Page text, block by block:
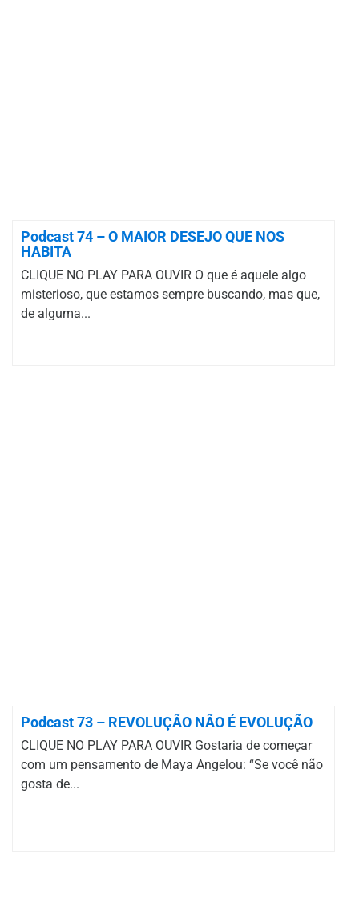
Podcast 74 – O MAIOR DESEJO QUE NOS
HABITA
CLIQUE NO PLAY PARA OUVIR O que é aquele algo
misterioso, que estamos sempre buscando, mas que,
de alguma...
Podcast 73 – REVOLUÇÃO NÃO É EVOLUÇÃO
CLIQUE NO PLAY PARA OUVIR Gostaria de começar
com um pensamento de Maya Angelou: “Se você não
gosta de...